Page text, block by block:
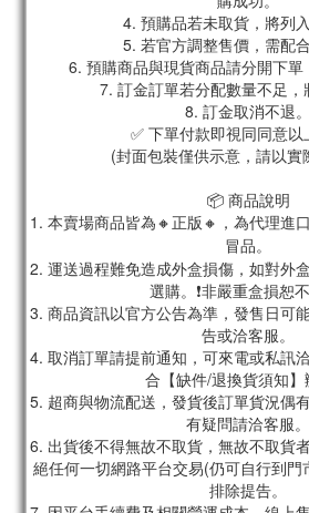
4. 預購品若未取貨，將列入
5. 若官方調整售價，需配合
6. 預購商品與現貨商品請分開下單
7. 訂金訂單若分配數量不足，
8. 訂金取消不退。
✅ 下單付款即視同同意以
(封面包裝僅供示意，請以實
📦 商品說明
1. 本賣場商品皆為🔸正版🔸，為代理進
冒品。
2. 運送過程難免造成外盒損傷，如對外
選購。❗非嚴重盒損恕不
3. 商品資訊以官方公告為準，發售日可
告或洽客服。
4. 取消訂單請提前通知，可來電或私訊
合【缺件/退換貨須知】
5. 超商與物流配送，發貨後訂單貨況偶
有疑問請洽客服。
6. 出貨後不得無故不取貨，無故不取貨
絕任何一切網路平台交易(仍可自行到
排除提告。